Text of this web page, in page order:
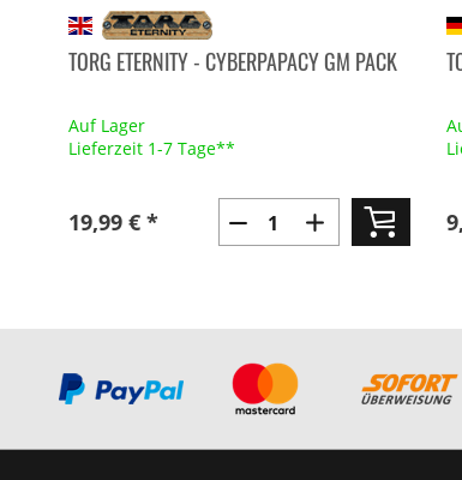
TORG ETERNITY - CYBERPAPACY GM PACK
Auf Lager
Lieferzeit 1-7 Tage**
19,99 € *